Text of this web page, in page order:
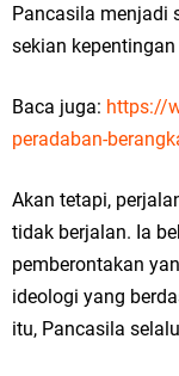
Pancasila menjadi
sekian
Baca juga: https://
peradaban-
Akan tetapi,
tidak berjalan. Ia
pemberontakan
ideologi yang
itu, Pancasila